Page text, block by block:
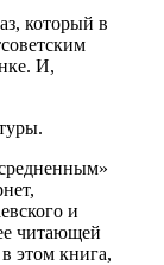
который в
И,
и
читающей
этом книга,